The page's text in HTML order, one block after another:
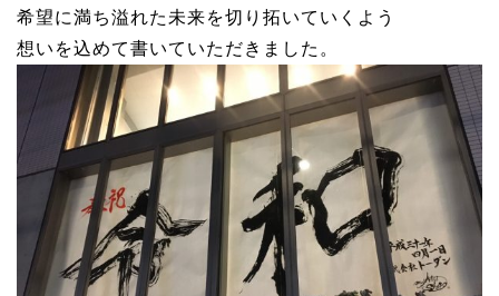
希望に満ち溢れた未来を切り拓いていくよう
想いを込めて書いていただきました。